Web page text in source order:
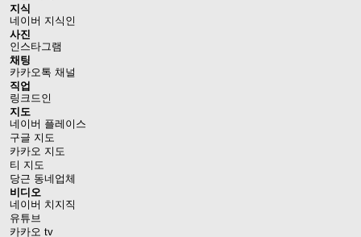
지식
네이버 지식인
사진
인스타그램
채팅
카카오톡 채널
직업
링크드인
지도
네이버 플레이스
구글 지도
카카오 지도
티 지도
당근 동네업체
비디오
네이버 치지직
유튜브
카카오 tv